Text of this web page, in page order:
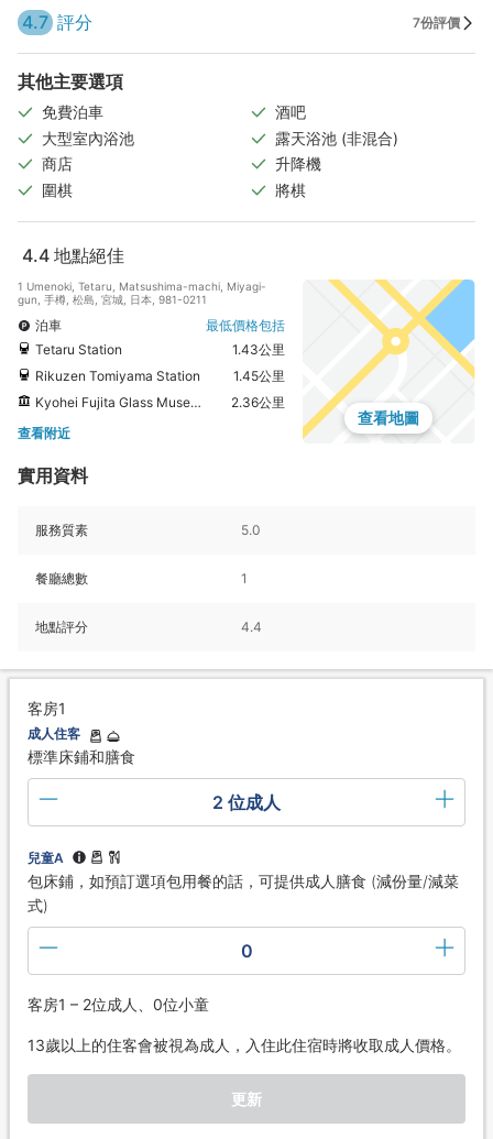
4.7 評分 7份評價
其他主要選項
免費泊車
酒吧
大型室內浴池
露天浴池 (非混合)
商店
升降機
圍棋
將棋
4.4 地點絕佳
1 Umenoki, Tetaru, Matsushima-machi, Miyagi-
gun, 手樽, 松島, 宮城, 日本, 981-0211
泊車
最低價格包括
Tetaru Station
1.43公里
Rikuzen Tomiyama Station
1.45公里
Kyohei Fujita Glass Museum
2.36公里
查看附近
查看地圖
實用資料
服務質素 5.0
餐廳總數 1
地點評分 4.4
客房1
成人住客
標準床鋪和膳食
2 位成人
兒童A
包床鋪，如預訂選項包用餐的話，可提供成人膳食 (減份量/減菜
式)
0
客房1 – 2位成人、0位小童
13歲以上的住客會被視為成人，入住此住宿時將收取成人價格。
更新